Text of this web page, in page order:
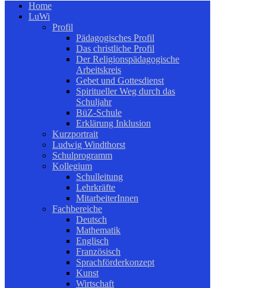
Home
LuWi
Profil
Pädagogisches Profil
Das christliche Profil
Der Religionspädagogische
Arbeitskreis
Gebet und Gottesdienst
Spiritueller Weg durch das
Schuljahr
BüZ-Schule
Erklärung Inklusion
Kurzportrait
Ludwig Windthorst
Schulprogramm
Kollegium
Schulleitung
Lehrkräfte
MitarbeiterInnen
Fachbereiche
Deutsch
Mathematik
Englisch
Französisch
Sprachförderkonzept
Kunst
Wirtschaft